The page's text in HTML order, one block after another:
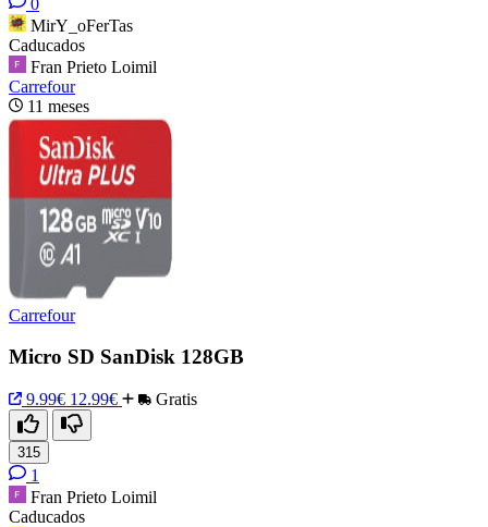
MirY_oFerTas
Caducados
Fran Prieto Loimil
Carrefour
11 meses
Carrefour
Micro SD SanDisk 128GB
9.99€ 12.99€ Gratis
315
1
Fran Prieto Loimil
Caducados